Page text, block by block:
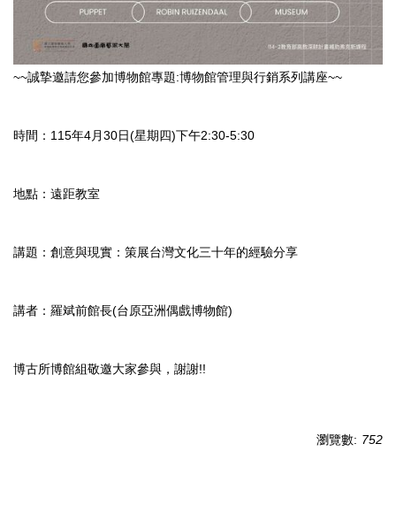
~~誠摯邀請您參加博物館專題:博物館管理與行銷系列講座~~
時間：115年4月30日(星期四)下午2:30-5:30
地點：遠距教室
講題：創意與現實：策展台灣文化三十年的經驗分享
講者：羅斌前館長(台原亞洲偶戲博物館)
博古所博館組敬邀大家參與，謝謝!!
瀏覽數: 752